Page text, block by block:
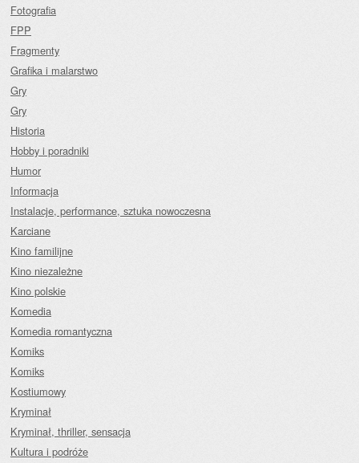
Fotografia
FPP
Fragmenty
Grafika i malarstwo
Gry
Gry
Historia
Hobby i poradniki
Humor
Informacja
Instalacje, performance, sztuka nowoczesna
Karciane
Kino familijne
Kino niezależne
Kino polskie
Komedia
Komedia romantyczna
Komiks
Komiks
Kostiumowy
Kryminał
Kryminał, thriller, sensacja
Kultura i podróże